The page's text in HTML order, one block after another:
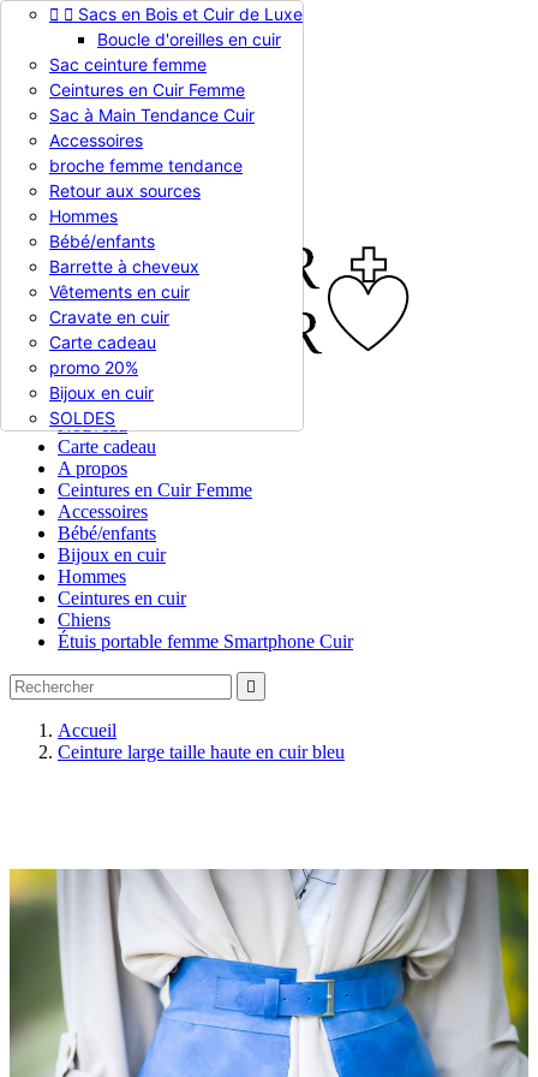
Appelez-nous :0786510612
EUR € 
EUR €
RUB RUB
Connexion
shopping_cart Panier (0)
  En stock
  Sacs en Bois et Cuir de Luxe
Boucle d'oreilles en cuir
Sac ceinture femme
Ceintures en Cuir Femme
Sac à Main Tendance Cuir
Accessoires
broche femme tendance
Retour aux sources
Hommes
Bébé/enfants
Barrette à cheveux
Vêtements en cuir
Cravate en cuir
Carte cadeau
promo 20%
Bijoux en cuir
SOLDES
Nouveau
Carte cadeau
A propos
Ceintures en Cuir Femme
Accessoires
Bébé/enfants
Bijoux en cuir
Hommes
Ceintures en cuir
Chiens
Étuis portable femme Smartphone Cuir

Accueil
Ceinture large taille haute en cuir bleu